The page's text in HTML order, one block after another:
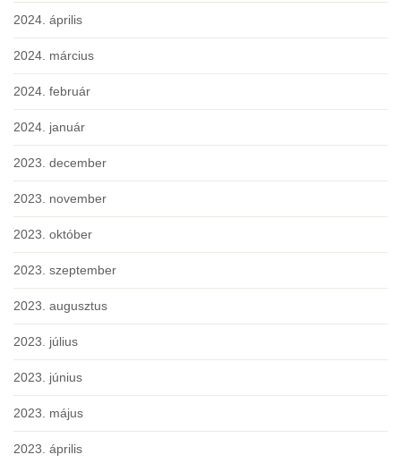
2024. április
2024. március
2024. február
2024. január
2023. december
2023. november
2023. október
2023. szeptember
2023. augusztus
2023. július
2023. június
2023. május
2023. április